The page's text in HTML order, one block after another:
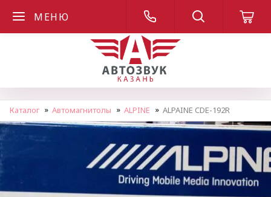
МЕНЮ
Каталог Автомагнитолы ALPINE ALPAINE CDE-192R